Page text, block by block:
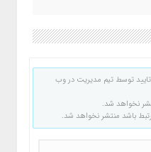
توسط تیم مدیریت در وب
نخواهد شد.
باشد منتشر نخواهد شد.